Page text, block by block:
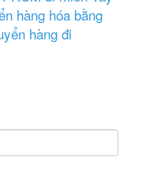
hàng hóa bằng
hàng đi